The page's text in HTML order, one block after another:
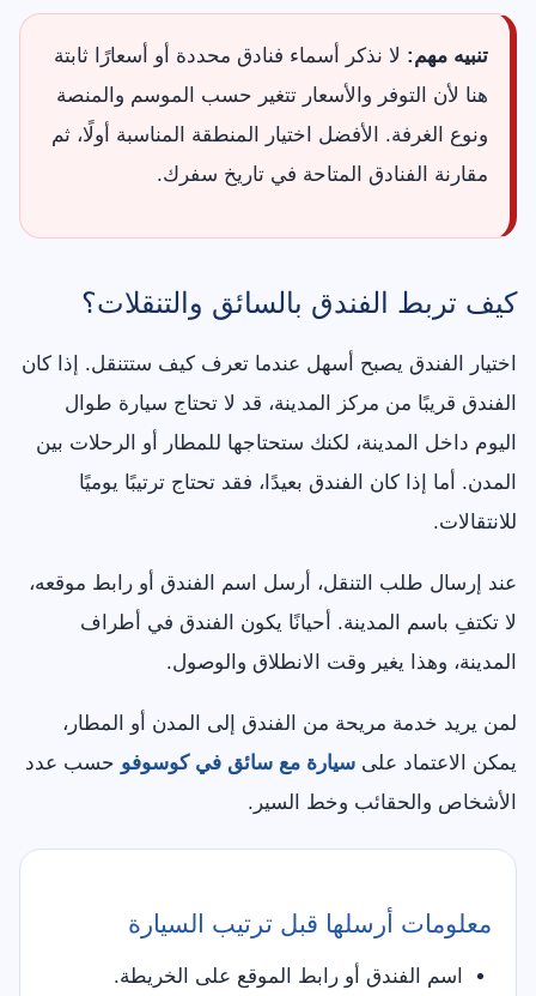
تنبيه مهم: لا نذكر أسماء فنادق محددة أو أسعارًا ثابتة
هنا لأن التوفر والأسعار تتغير حسب الموسم والمنصة
ونوع الغرفة. الأفضل اختيار المنطقة المناسبة أولًا، ثم
مقارنة الفنادق المتاحة في تاريخ سفرك.
كيف تربط الفندق بالسائق والتنقلات؟
اختيار الفندق يصبح أسهل عندما تعرف كيف ستتنقل. إذا كان
الفندق قريبًا من مركز المدينة، قد لا تحتاج سيارة طوال
اليوم داخل المدينة، لكنك ستحتاجها للمطار أو الرحلات بين
المدن. أما إذا كان الفندق بعيدًا، فقد تحتاج ترتيبًا يوميًا
للانتقالات.
عند إرسال طلب التنقل، أرسل اسم الفندق أو رابط موقعه،
لا تكتفِ باسم المدينة. أحيانًا يكون الفندق في أطراف
المدينة، وهذا يغير وقت الانطلاق والوصول.
لمن يريد خدمة مريحة من الفندق إلى المدن أو المطار،
يمكن الاعتماد على سيارة مع سائق في كوسوفو حسب عدد
الأشخاص والحقائب وخط السير.
معلومات أرسلها قبل ترتيب السيارة
اسم الفندق أو رابط الموقع على الخريطة.